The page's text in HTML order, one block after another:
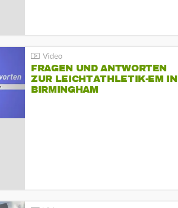
FRAGEN UND ANTWORTEN
ZUR LEICHTATHLETIK-EM IN
BIRMINGHAM